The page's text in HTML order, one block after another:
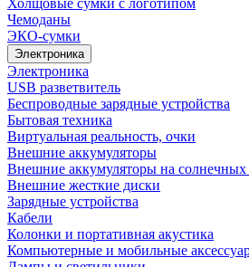
Чемоданы
ЭКО-сумки
Электроника
Электроника
USB разветвитель
Беспроводные зарядные устройства
Бытовая техника
Виртуальная реальность, очки
Внешние аккумуляторы
Внешние аккумуляторы на солнечных
Внешние жесткие диски
Зарядные устройства
Кабели
Колонки и портативная акустика
Компьютерные и мобильные